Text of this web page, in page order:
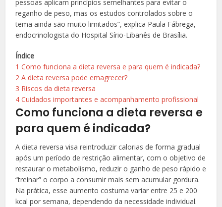
pessoas aplicam princípios semelhantes para evitar o
reganho de peso, mas os estudos controlados sobre o
tema ainda são muito limitados”, explica Paula Fábrega,
endocrinologista do Hospital Sírio-Libanês de Brasília.
Índice
1 Como funciona a dieta reversa e para quem é indicada?
2 A dieta reversa pode emagrecer?
3 Riscos da dieta reversa
4 Cuidados importantes e acompanhamento profissional
Como funciona a dieta reversa e
para quem é indicada?
A dieta reversa visa reintroduzir calorias de forma gradual
após um período de restrição alimentar, com o objetivo de
restaurar o metabolismo, reduzir o ganho de peso rápido e
“treinar” o corpo a consumir mais sem acumular gordura.
Na prática, esse aumento costuma variar entre 25 e 200
kcal por semana, dependendo da necessidade individual.